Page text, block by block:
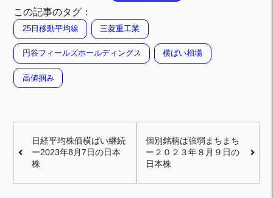
この記事のタグ：
25日移動平均線 三菱重工業
円谷フィールズホールディングス 横ばい相場
高値掴み
日経平均株価横ばい継続
ー2023年8月7日の日本
株
個別銘柄は強弱まちまち
ー２０２３年８月９日の
日本株